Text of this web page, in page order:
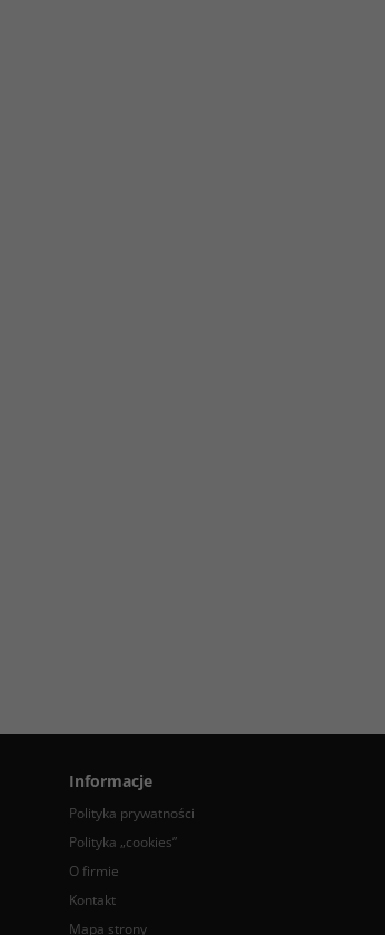
Informacje
Polityka prywatności
Polityka „cookies”
O firmie
Kontakt
Mapa strony